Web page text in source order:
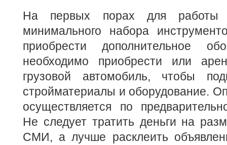
На первых порах для работы
минимального набора
приобрести дополнительное
необходимо приобрести или
грузовой автомобиль, чтобы
стройматериалы и оборудование.
осуществляется по
Не следует тратить деньги на
СМИ, а лучше расклеить